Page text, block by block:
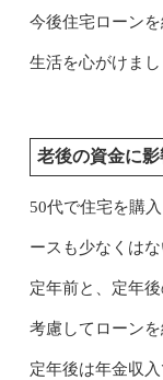
今後住宅ローン
生活を心がけまし
老後の資金に
50代で住宅を購
ースも少なくはな
定年前と、定年
考慮してローンを
定年後は年金収